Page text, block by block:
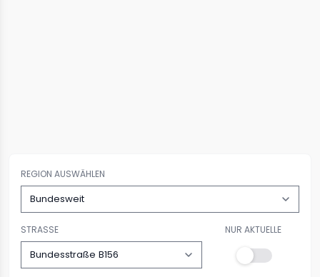
REGION AUSWÄHLEN
STRASSE NUR AKTUELLE